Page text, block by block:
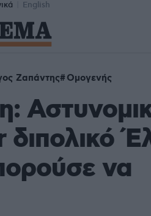
English
Ζαπάντης Ομογενής
να